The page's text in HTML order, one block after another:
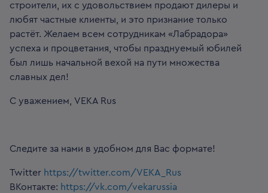
строители, их с удовольствием продают дилеры и
любят частные клиенты, и это признание только
растёт. Желаем всем сотрудникам «Лабрадора»
успеха и процветания, чтобы празднуемый юбилей
был лишь начальной вехой на пути множества
славных дел!
С уважением, VEKA Rus
Следите за нами в удобном для Вас формате!
Twitter https://twitter.com/VEKA_Rus
ВКонтакте: https://vk.com/vekarussia